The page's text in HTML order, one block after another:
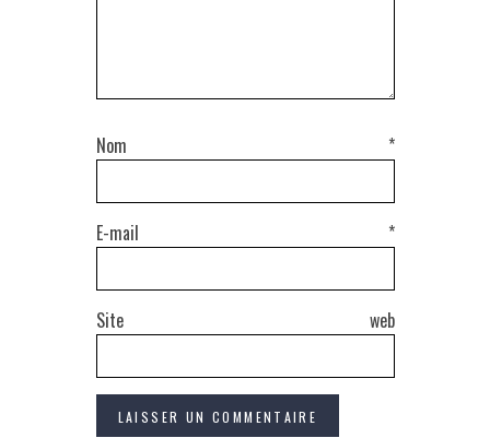
Nom *
E-mail *
Site web